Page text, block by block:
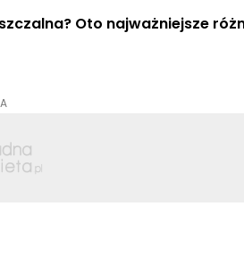
Oto najważniejsze